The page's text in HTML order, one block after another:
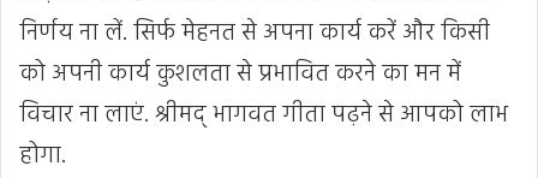
निर्णय ना लें. सिर्फ मेहनत से अपना कार्य करें और किसी
को अपनी कार्य कुशलता से प्रभावित करने का मन में
विचार ना लाएं. श्रीमद् भागवत गीता पढ़ने से आपको लाभ
होगा.